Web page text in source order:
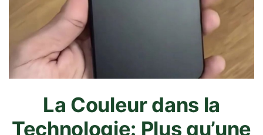
La Couleur dans la
Technologie: Plus qu’une